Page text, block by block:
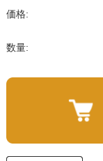
価格:
数量: